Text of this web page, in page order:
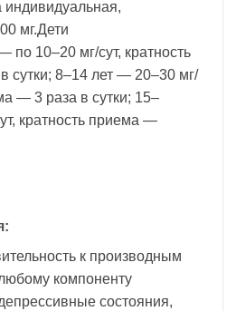
мг.Дети
по 10–20 мг/сут, кратность
сутки; 8–14 лет — 20–30 мг/
— 3 раза в сутки; 15–
кратность приема —
к производным
компоненту
состояния,